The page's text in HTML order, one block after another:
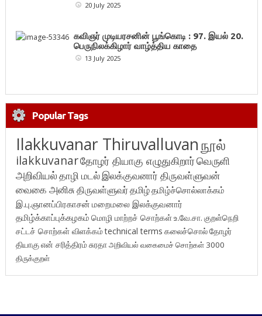
20 July 2025
கவிஞர் முடியரசனின் பூங்கொடி : 97. இயல் 20.
பெருநிலக்கிழார் வாழ்த்திய காதை
13 July 2025
Popular Tags
Ilakkuvanar Thiruvalluvanநூல்
ilakkuvanarதோழர் தியாகு எழுதுகிறார்வெருளி
அறிவியல்தாழி மடல்இலக்குவனார் திருவள்ளுவன்
வைகை அனிசுதிருவள்ளுவர்தமிழ்தமிழ்ச்சொல்லாக்கம்
இ.பு.ஞானப்பிரகாசன் மறைமலை இலக்குவனார்
தமிழ்க்காப்புக்கழகம் மொழி மாற்றச் சொற்கள்உ.வே.சா. குறள்நெறி
சட்டச் சொற்கள் விளக்கம்technical terms கலைச்சொல்தோழர்
தியாகுஎன் சரித்திரம்சுரதாஅறிவியல் வகைமைச் சொற்கள் 3000
திருக்குறள்